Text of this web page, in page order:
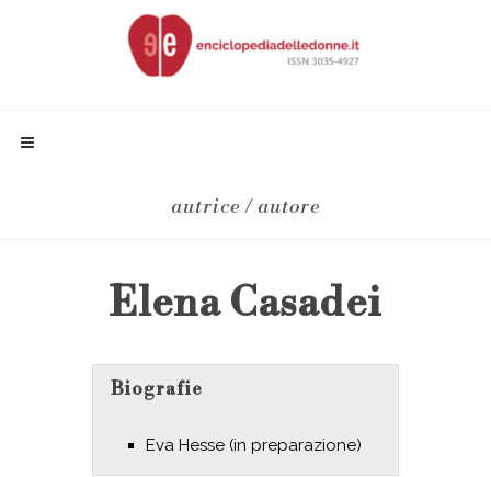
autrice / autore
Elena Casadei
Biografie
Eva Hesse (in preparazione)